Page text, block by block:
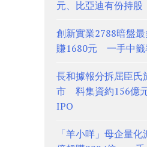
元、比亞迪有份持股
創新實業2788暗盤
賺1680元 一手中籤
長和據報分拆屈臣氏
市 料集資約156億
IPO
「羊小咩」母企量